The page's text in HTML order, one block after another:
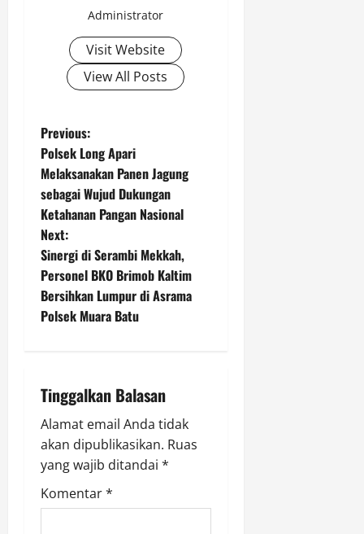
Administrator
Visit Website
View All Posts
P
o
s
t
n
a
g
a
t
i
Previous:
Polsek Long Apari
Melaksanakan Panen Jagung
sebagai Wujud Dukungan
Ketahanan Pangan Nasional
Next:
Sinergi di Serambi Mekkah,
Personel BKO Brimob Kaltim
Bersihkan Lumpur di Asrama
Polsek Muara Batu
Tinggalkan Balasan
Alamat email Anda tidak
akan dipublikasikan. Ruas
yang wajib ditandai *
Komentar*